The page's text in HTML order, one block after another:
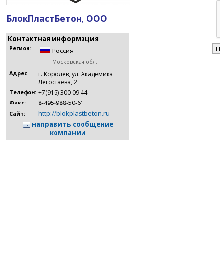
БлокПластБетон, ООО
Контактная информация
Регион: Россия
Московская обл.
Адрес:
г. Королёв, ул. Академика
Легостаева, 2
Телефон: +7(916) 300 09 44
Факс: 8-495-988-50-61
Сайт:
http://blokplastbeton.ru
направить сообщение
компании